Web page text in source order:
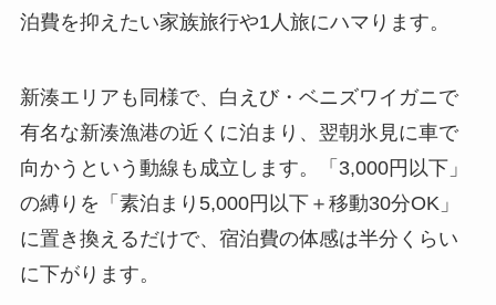
泊費を抑えたい家族旅行や1人旅にハマります。
新湊エリアも同様で、白えび・ベニズワイガニで
有名な新湊漁港の近くに泊まり、翌朝氷見に車で
向かうという動線も成立します。「3,000円以下」
の縛りを「素泊まり5,000円以下＋移動30分OK」
に置き換えるだけで、宿泊費の体感は半分くらい
に下がります。